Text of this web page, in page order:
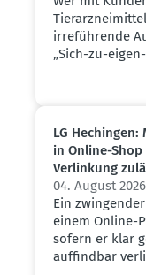
irreführende
„Sich-zu-
LG
in Online-
Verlinkung
04. August 2026
Ein
einem Online-
sofern er klar
auffindbar